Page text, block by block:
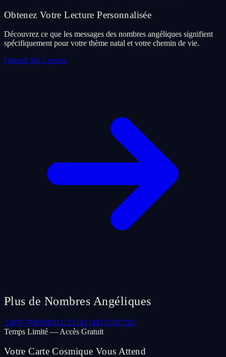
Obtenez Votre Lecture Personnalisée
Découvrez ce que les messages des nombres angéliques signifient
spécifiquement pour votre thème natal et votre chemin de vie.
Obtenir Ma Lecture
Plus de Nombres Angéliques
336977000106111123143144155187202
Temps Limité — Accès Gratuit
Votre Carte Cosmique Vous Attend